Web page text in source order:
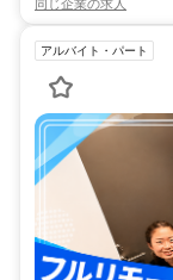
同じ企業の求人
アルバイト・パート